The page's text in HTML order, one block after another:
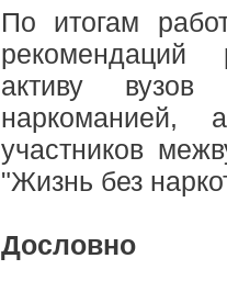
По итогам
рекомендаций
активу
наркоманией,
участников
"Жизнь без
Дословно